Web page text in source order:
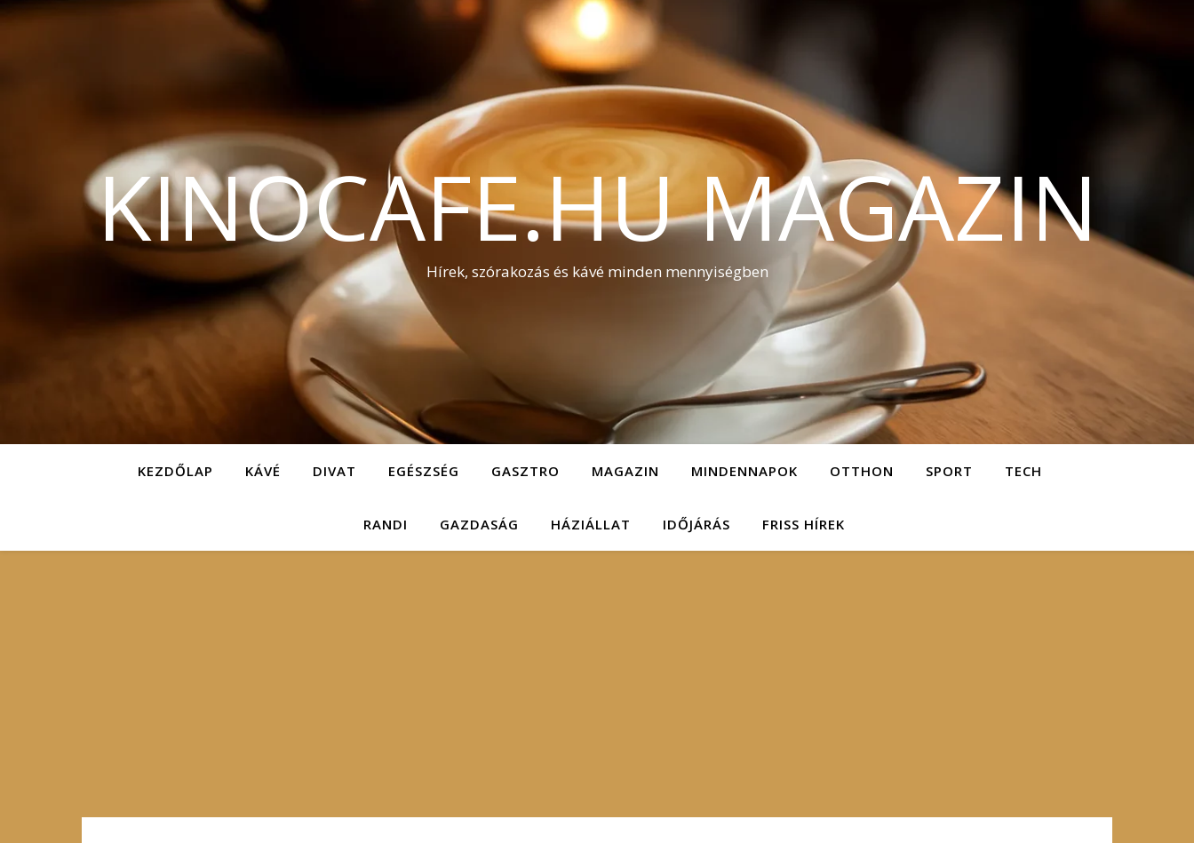
KINOCAFE.HU MAGAZIN
Hírek, szórakozás és kávé minden mennyiségben
KEZDŐLAP KÁVÉ DIVAT EGÉSZSÉG GASZTRO MAGAZIN MINDENNAPOK OTTHON SPORT TECH
RANDI GAZDASÁG HÁZIÁLLAT IDŐJÁRÁS FRISS HÍREK